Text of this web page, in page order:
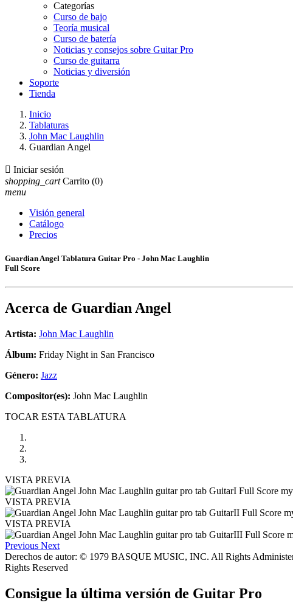
Categorías
Curso de bajo
Teoría musical
Curso de batería
Noticias y consejos sobre Guitar Pro
Curso de guitarra
Noticias y diversión
Soporte
Tienda
Inicio
Tablaturas
John Mac Laughlin
Guardian Angel
 Iniciar sesión
shopping_cart Carrito (0)
menu
Visión general
Catálogo
Precios
Guardian Angel Tablatura Guitar Pro - John Mac Laughlin
Full Score
Acerca de Guardian Angel
Artista: John Mac Laughlin
Álbum: Friday Night in San Francisco
Género: Jazz
Compositor(es): John Mac Laughlin
TOCAR ESTA TABLATURA
VISTA PREVIA
VISTA PREVIA
VISTA PREVIA
Previous Next
Derechos de autor: © 1979 BASQUE MUSIC, INC. All Rights
Rights Reserved
Consigue la última versión de Guitar Pro